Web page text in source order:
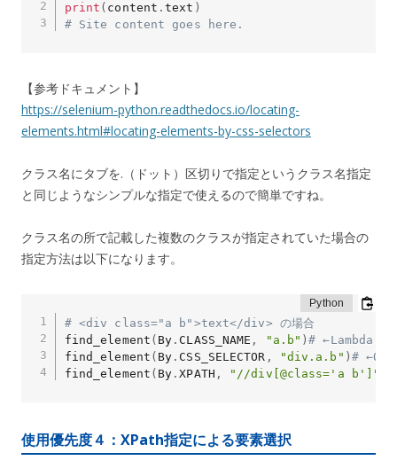
print ( content .text )
# Site content goes here.
【参考ドキュメント】
https://selenium-python.readthedocs.io/locating-
elements.html#locating-elements-by-css-selectors
クラス名にタブを.（ドット）区切りで指定というクラス名指定
と同じようなシンプルな指定で使えるので簡単ですね。
クラス名の所で記載した複数のクラスが指定されていた場合の
指定方法は以下になります。
# <div class="a b">text</div> の場合
find_element ( By . CLASS_NAME , "a.b" )# ←Lambda NG
find_element ( By . CSS_SELECTOR , "div.a.b" ) # ←OK
find_element ( By .XPATH , "//div[@class='a b']"
使用優先度４：XPath指定による要素選択